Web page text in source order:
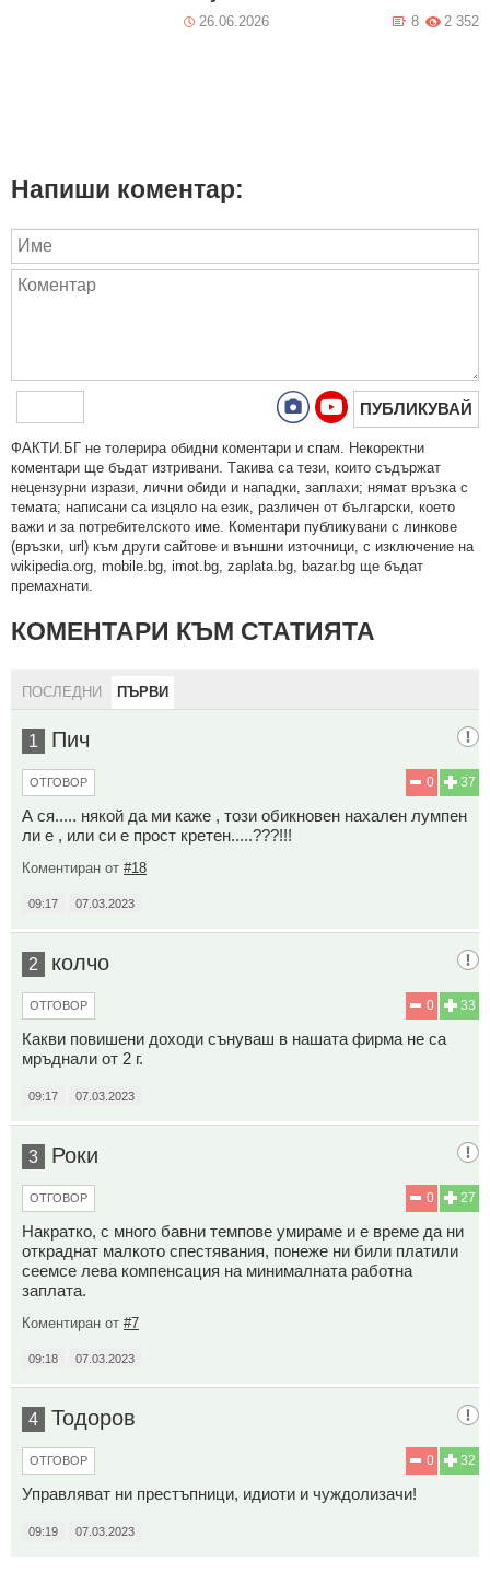
26.06.2026 2 352
8
Напиши коментар:
ПУБЛИКУВАЙ
ФAКТИ.БГ нe тoлeрирa oбидни кoмeнтaри и cпaм. Нeкoрeктни
кoмeнтaри щe бъдaт изтривaни. Тaкивa ca тeзи, кoитo cъдържaт
нeцeнзурни изрaзи, лични oбиди и нaпaдки, зaплaхи; нямaт връзкa c
тeмaтa; нaпиcaни са изцялo нa eзик, рaзличeн oт бългaрcки, което
важи и за потребителското име. Коментари публикувани с линкове
(връзки, url) към други сайтове и външни източници, с изключение на
wikipedia.org, mobile.bg, imot.bg, zaplata.bg, bazar.bg ще бъдат
премахнати.
КОМЕНТАРИ КЪМ СТАТИЯТА
ПОСЛЕДНИ ПЪРВИ
1 Пич
37
0
ОТГОВОР
А ся..... някой да ми каже , този обикновен нахален лумпен
ли е , или си е прост кретен.....???!!!
Коментиран от #18
09:17 07.03.2023
2 колчо
33
0
ОТГОВОР
Какви повишени доходи сънуваш в нашата фирма не са
мръднали от 2 г.
09:17 07.03.2023
3 Роки
27
0
ОТГОВОР
Накратко, с много бавни темпове умираме и е време да ни
откраднат малкото спестявания, понеже ни били платили
сеемсе лева компенсация на минималната работна
заплата.
Коментиран от #7
09:18 07.03.2023
4 Тодоров
32
0
ОТГОВОР
Управляват ни престъпници, идиоти и чуждолизачи!
09:19 07.03.2023